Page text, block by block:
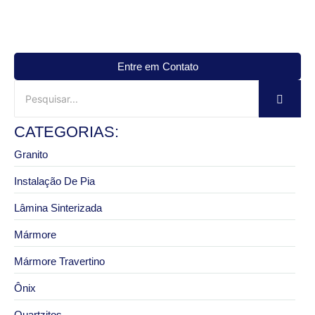
Entre em Contato
CATEGORIAS:
Granito
Instalação De Pia
Lâmina Sinterizada
Mármore
Mármore Travertino
Ônix